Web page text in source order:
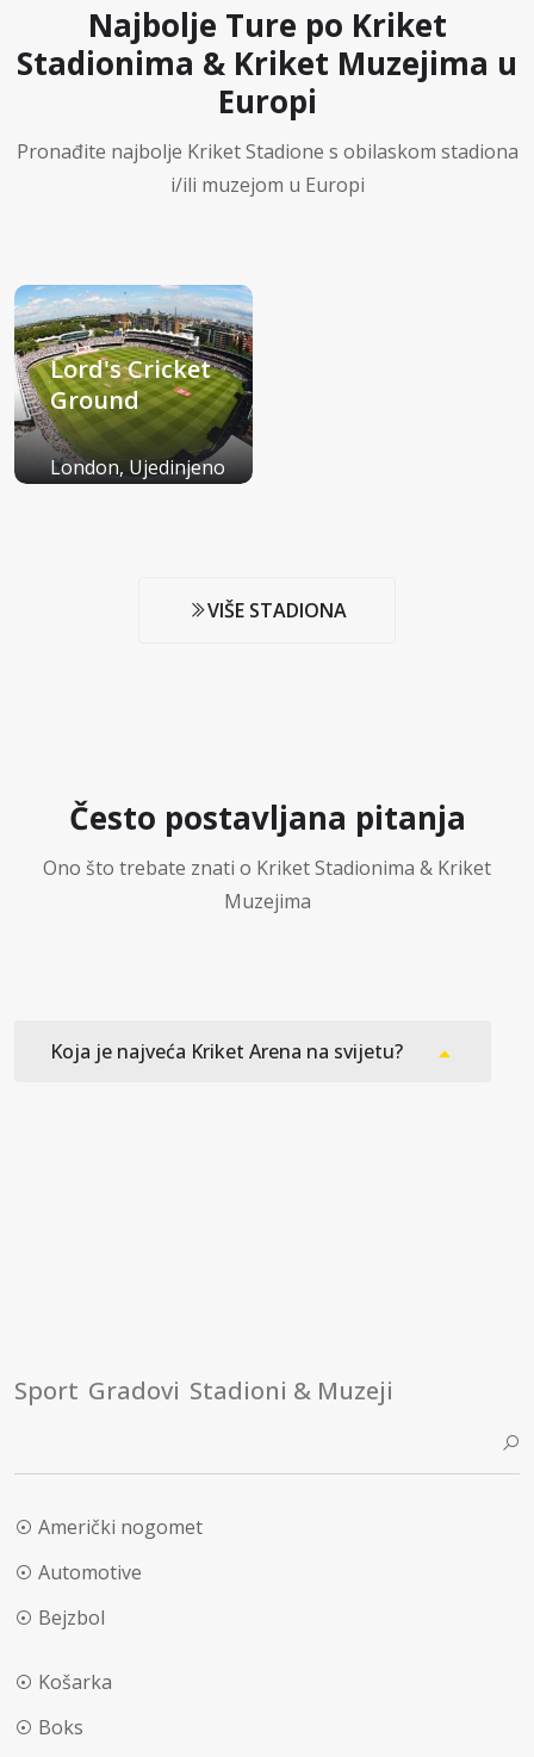
Najbolje Ture po Kriket
Stadionima & Kriket Muzejima u
Europi
Pronađite najbolje Kriket Stadione s obilaskom stadiona
i/ili muzejom u Europi
Lord's Cricket
Ground
London, Ujedinjeno
VIŠE STADIONA
Često postavljana pitanja
Ono što trebate znati o Kriket Stadionima & Kriket
Muzejima
Koja je najveća Kriket Arena na svijetu?
Sport Gradovi Stadioni & Muzeji
Američki nogomet
Automotive
Bejzbol
Košarka
Boks